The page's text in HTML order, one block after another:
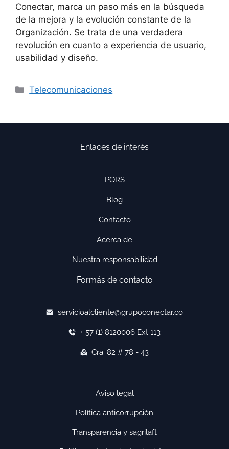
Conectar, marca un paso más en la búsqueda
de la mejora y la evolución constante de la
Organización. Se trata de una verdadera
revolución en cuanto a experiencia de usuario,
usabilidad y diseño.
Telecomunicaciones
Enlaces de interés
PQRS
Blog
Contacto
Acerca de
Nuestra responsabilidad
Formás de contacto
servicioalcliente@grupoconectar.co
+ 57 (1) 8120006 Ext 113
Cra. 82 # 78 - 43
Aviso legal
Política anticorrupción
Transparencia y sagrilaft